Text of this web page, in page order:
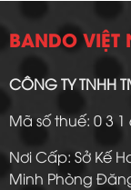
BANDO VIỆT
CÔNG TY TNHH
Mã số thuế: 0 3
Nơi Cấp: Sở Kế
Minh Phòng